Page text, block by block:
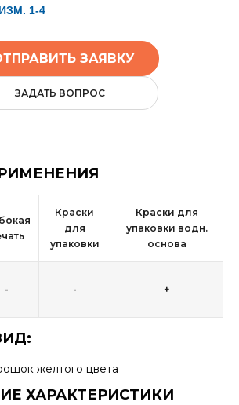
1-4
ЗАЯВКУ
ЗАДАТЬ ВОПРОС
Краски
для
упаковки
Краски для
упаковки водн.
основа
- - +
желтого цвета
ХАРАКТЕРИСТИКИ